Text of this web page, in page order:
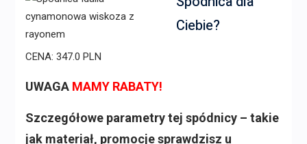
Ciebie?
CENA: 347.0 PLN
UWAGA MAMY RABATY!
Szczegółowe parametry tej spódnicy – takie
jak materiał, promocje sprawdzisz u